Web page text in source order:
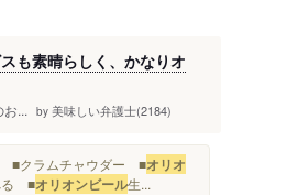
も素晴らしく、かなりオ
... by 美味しい弁護士(2184)
■クラムチャウダー ■オリオ
る ■オリオンビール生...